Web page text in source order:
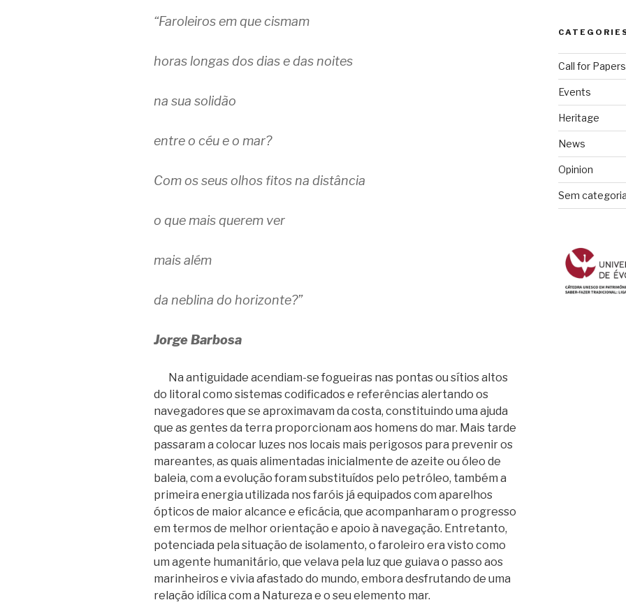
“Faroleiros em que cismam
horas longas dos dias e das noites
na sua solidão
entre o céu e o mar?
Com os seus olhos fitos na distância
o que mais querem ver
mais além
da neblina do horizonte?”
Jorge Barbosa
Na antiguidade acendiam-se fogueiras nas pontas ou sítios altos
do litoral como sistemas codificados e referências alertando os
navegadores que se aproximavam da costa, constituindo uma ajuda
que as gentes da terra proporcionam aos homens do mar. Mais tarde
passaram a colocar luzes nos locais mais perigosos para prevenir os
mareantes, as quais alimentadas inicialmente de azeite ou óleo de
baleia, com a evolução foram substituídos pelo petróleo, também a
primeira energia utilizada nos faróis já equipados com aparelhos
ópticos de maior alcance e eficácia, que acompanharam o progresso
em termos de melhor orientação e apoio à navegação. Entretanto,
potenciada pela situação de isolamento, o faroleiro era visto como
um agente humanitário, que velava pela luz que guiava o passo aos
marinheiros e vivia afastado do mundo, embora desfrutando de uma
relação idílica com a Natureza e o seu elemento mar.
Call for Papers
Events
Heritage
News
Opinion
Sem